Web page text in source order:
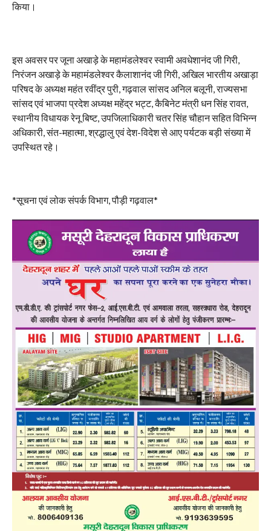
किया।
इस अवसर पर जूना अखाड़े के महामंडलेश्वर स्वामी अवधेशानंद जी गिरी,
निरंजन अखाड़े के महामंडलेश्वर कैलाशानंद जी गिरी, अखिल भारतीय अखाड़ा
परिषद के अध्यक्ष महंत रवींद्र पुरी, गढ़वाल सांसद अनिल बलूनी, राज्यसभा
सांसद एवं भाजपा प्रदेश अध्यक्ष महेंद्र भट्ट, कैबिनेट मंत्री धन सिंह रावत,
स्थानीय विधायक रेनू बिष्ट, उपजिलाधिकारी चतर सिंह चौहान सहित विभिन्न
अधिकारी, संत-महात्मा, श्रद्धालु एवं देश-विदेश से आए पर्यटक बड़ी संख्या में
उपस्थित रहे।
*सूचना एवं लोक संपर्क विभाग, पौड़ी गढ़वाल*